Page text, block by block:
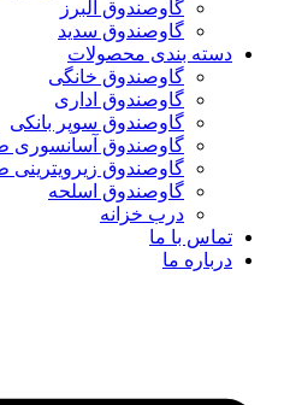
گاوصندوق البرز
گاوصندوق سدید
دسته بندی محصولات
گاوصندوق خانگی
گاوصندوق اداری
گاوصندوق سوپر بانکی
گاوصندوق آسانسوری
گاوصندوق
گاوصندوق اسلحه
درب خزانه
تماس با ما
درباره ما